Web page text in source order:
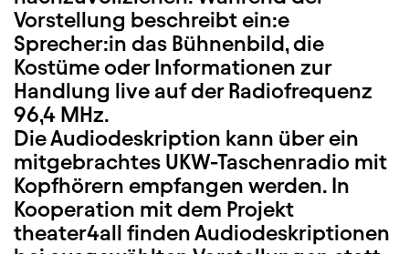
Vorstellung beschreibt ein:e
Sprecher:in das Bühnenbild, die
Kostüme oder Informationen zur
Handlung live auf der Radiofrequenz
96,4 MHz.
Die Audiodeskription kann über ein
mitgebrachtes UKW-Taschenradio mit
Kopfhörern empfangen werden. In
Kooperation mit dem Projekt
theater4all finden Audiodeskriptionen